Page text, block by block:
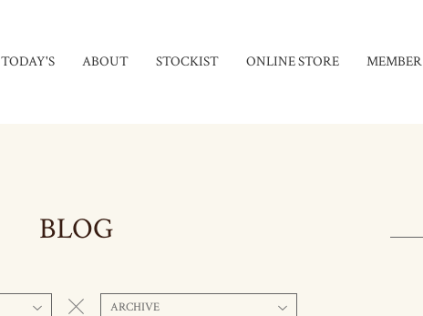
TODAY'S ABOUT STOCKIST ONLINE STORE MEMBER
BLOG
ARCHIVE